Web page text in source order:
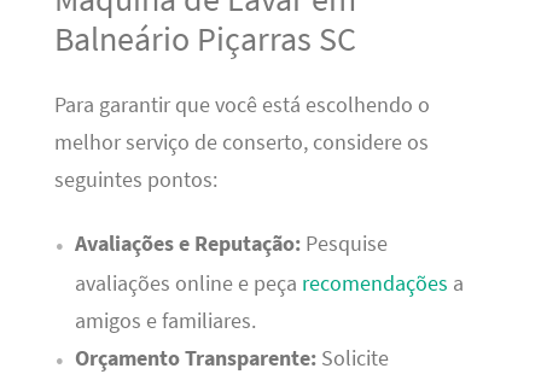
Balneário Piçarras SC
Para garantir que você está escolhendo o
melhor serviço de conserto, considere os
seguintes pontos:
Avaliações e Reputação:Pesquise
avaliações online e peça recomendações a
amigos e familiares.
Orçamento Transparente:Solicite